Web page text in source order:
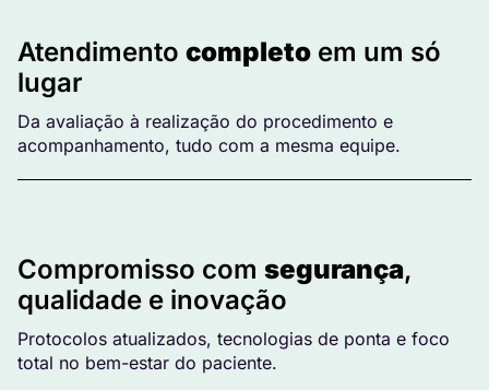
Atendimento completo em um só
lugar
Da avaliação à realização do procedimento e
acompanhamento, tudo com a mesma equipe.
Compromisso com segurança,
qualidade e inovação
Protocolos atualizados, tecnologias de ponta e foco
total no bem-estar do paciente.